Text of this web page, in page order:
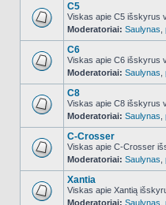
NO_UNREAD_POSTS
C5
Viskas apie C5 išskyrus
Moderatoriai: Saulynas
NO_UNREAD_POSTS
C6
Viskas apie C6 išskyrus
Moderatoriai: Saulynas
NO_UNREAD_POSTS
C8
Viskas apie C8 išskyrus
Moderatoriai: Saulynas
NO_UNREAD_POSTS
C-Crosser
Viskas apie C-Crosser
Moderatoriai: Saulynas
Xantia
Viskas apie Xantią
Moderatoriai: Saulynas